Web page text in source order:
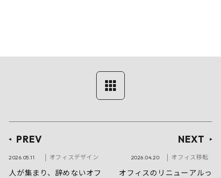
PREV
2026.05.11 オフィスデザイン
人が集まり、辞めないオフ
NEXT
2026.04.20 オフィス移転
オフィスのリニューアルっ